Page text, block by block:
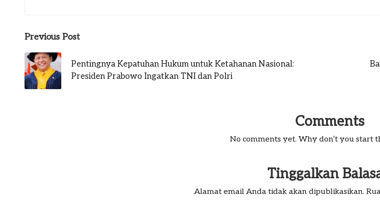
Post
navigation
Previous Post
Pentingnya Kepatuhan Hukum untuk Ketahanan Nasional:
Presiden Prabowo Ingatkan TNI dan Polri
Comments
No comments yet. Why don’t you start
Tinggalkan
Alamat email Anda tidak akan dipublikasikan.